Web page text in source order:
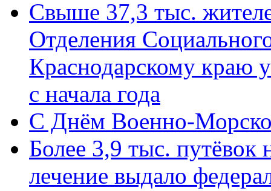
Свыше 37,3 тыс.
Отделения
Краснодарскому краю
с начала года
C Днём Военно-
Более 3,9 тыс. путёвок
лечение выдало